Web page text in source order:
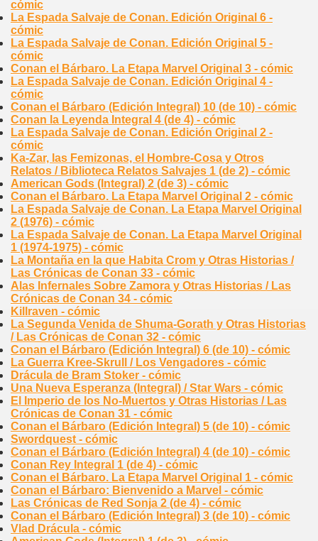
cómic
La Espada Salvaje de Conan. Edición Original 6 -
cómic
La Espada Salvaje de Conan. Edición Original 5 -
cómic
Conan el Bárbaro. La Etapa Marvel Original 3 - cómic
La Espada Salvaje de Conan. Edición Original 4 -
cómic
Conan el Bárbaro (Edición Integral) 10 (de 10) - cómic
Conan la Leyenda Integral 4 (de 4) - cómic
La Espada Salvaje de Conan. Edición Original 2 -
cómic
Ka-Zar, las Femizonas, el Hombre-Cosa y Otros
Relatos / Biblioteca Relatos Salvajes 1 (de 2) - cómic
American Gods (Integral) 2 (de 3) - cómic
Conan el Bárbaro. La Etapa Marvel Original 2 - cómic
La Espada Salvaje de Conan. La Etapa Marvel Original
2 (1976) - cómic
La Espada Salvaje de Conan. La Etapa Marvel Original
1 (1974-1975) - cómic
La Montaña en la que Habita Crom y Otras Historias /
Las Crónicas de Conan 33 - cómic
Alas Infernales Sobre Zamora y Otras Historias / Las
Crónicas de Conan 34 - cómic
Killraven - cómic
La Segunda Venida de Shuma-Gorath y Otras Historias
/ Las Crónicas de Conan 32 - cómic
Conan el Bárbaro (Edición Integral) 6 (de 10) - cómic
La Guerra Kree-Skrull / Los Vengadores - cómic
Drácula de Bram Stoker - cómic
Una Nueva Esperanza (Integral) / Star Wars - cómic
El Imperio de los No-Muertos y Otras Historias / Las
Crónicas de Conan 31 - cómic
Conan el Bárbaro (Edición Integral) 5 (de 10) - cómic
Swordquest - cómic
Conan el Bárbaro (Edición Integral) 4 (de 10) - cómic
Conan Rey Integral 1 (de 4) - cómic
Conan el Bárbaro. La Etapa Marvel Original 1 - cómic
Conan el Bárbaro: Bienvenido a Marvel - cómic
Las Crónicas de Red Sonja 2 (de 4) - cómic
Conan el Bárbaro (Edición Integral) 3 (de 10) - cómic
Vlad Drácula - cómic